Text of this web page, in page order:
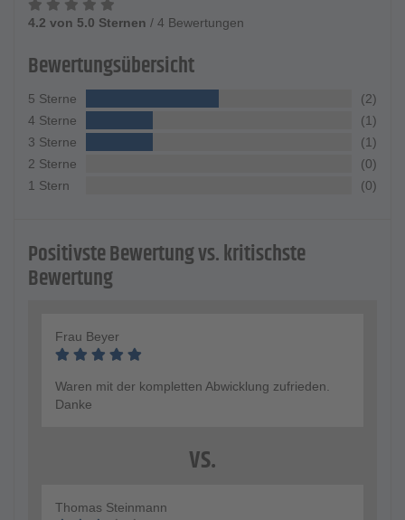
4.2 von 5.0 Sternen / 4 Bewertungen
Bewertungsübersicht
5 Sterne
(2)
4 Sterne
(1)
3 Sterne
(1)
2 Sterne
(0)
1 Stern
(0)
Positivste Bewertung vs. kritischste
Bewertung
Frau Beyer
Waren mit der kompletten Abwicklung zufrieden.
Danke
vs.
Thomas Steinmann